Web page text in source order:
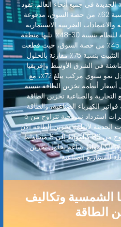
الجديدة في جميع أنحاء العالم. تقود
أمريكا الشمالية وأوروبا بنسبة 62٪ من حصة السوق، مدفوعة
الضريبية الاستثمارية
التي تقلل التكاليف الإجمالية للنظام بنسبة 30-48٪. تليها منطقة
آسيا والمحيط الهادئ بنسبة 45٪ من حصة السوق، حيث قطعت
التصاميم المعيارية أوقات التثبيت بنسبة 75٪ مقارنة بالحلول
في الشرق الأوسط وإفريقيا
أسرع المناطق نموًا بمعدل نمو سنوي مركب يبلغ 72٪، مع
أسعار أنظمة تخزين الطاقة بنسبة
التجارية والصناعية تخزين الطاقة
الكهرباء الصناعية، والطاقة
الاحتياطية للطوارئ، مع فترات استرداد نموذجية تتراوح من 5
الحديثة لأنظمة تخزين الطاقة الآن
بأنظمة متكاملة بسعة تتراوح من 80 كيلوواط إلى 8 ميجاواط
أقل من 350 دولارًا/كيلوواط ساعة لحلول تخزين
الشمسية وتكاليف
الطاقة